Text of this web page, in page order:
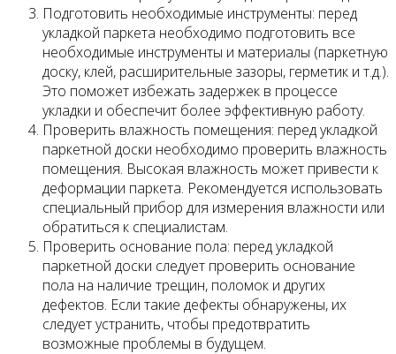
Подготовить необходимые инструменты: перед
укладкой паркета необходимо подготовить все
необходимые инструменты и материалы (паркетную
доску, клей, расширительные зазоры, герметик и т.д.).
Это поможет избежать задержек в процессе
укладки и обеспечит более эффективную работу.
Проверить влажность помещения: перед укладкой
паркетной доски необходимо проверить влажность
помещения. Высокая влажность может привести к
деформации паркета. Рекомендуется использовать
специальный прибор для измерения влажности или
обратиться к специалистам.
Проверить основание пола: перед укладкой
паркетной доски следует проверить основание
пола на наличие трещин, поломок и других
дефектов. Если такие дефекты обнаружены, их
следует устранить, чтобы предотвратить
возможные проблемы в будущем.